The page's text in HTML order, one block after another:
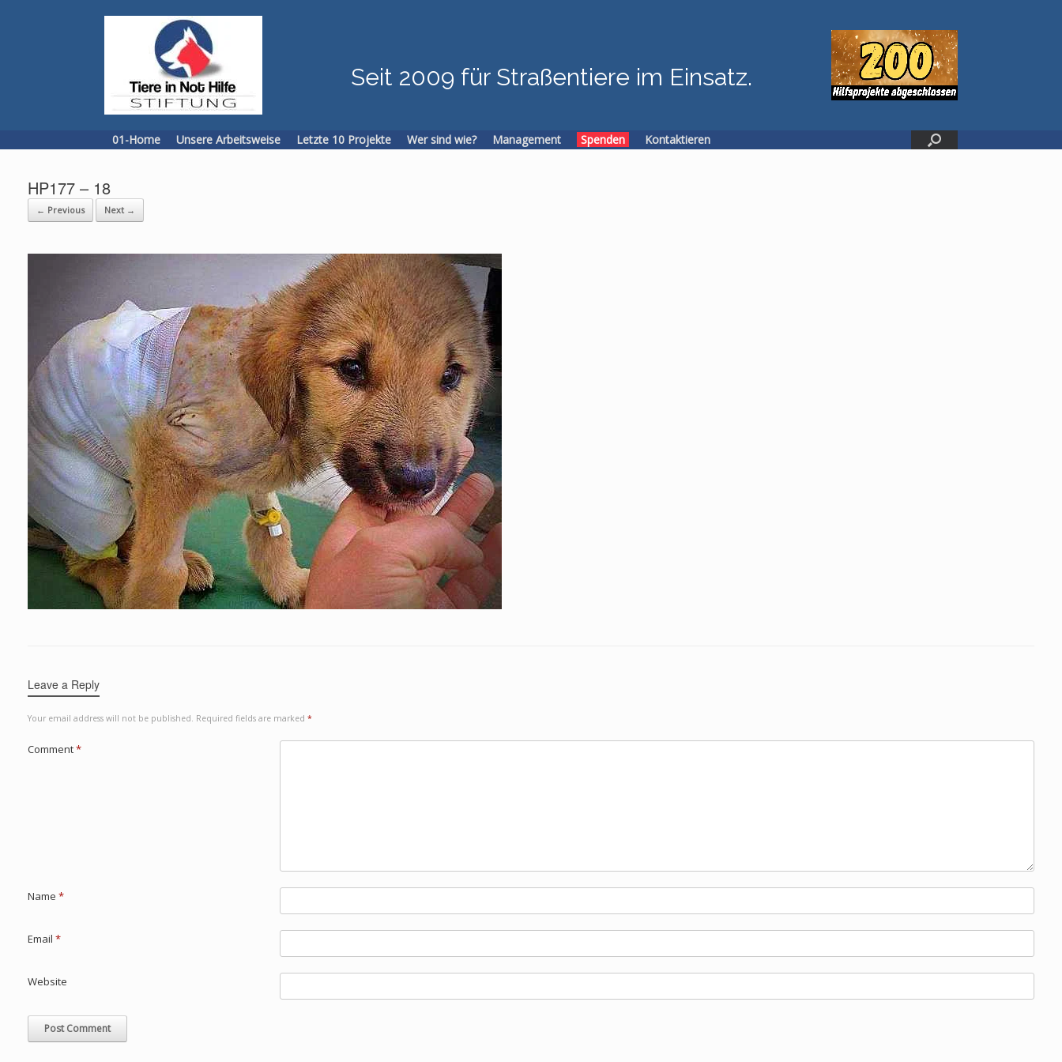
Seit 2009 für Straßentiere im Einsatz.
01-Home Unsere Arbeitsweise Letzte 10 Projekte Wer sind wie? Management Spenden Kontaktieren
HP177 – 18
← Previous Next →
Leave a Reply
Your email address will not be published. Required fields are marked *
Comment*
Name *
Email *
Website